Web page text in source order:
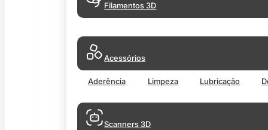
Filamentos 3D
Acessórios
Aderência Limpeza Lubricação
Scanners 3D